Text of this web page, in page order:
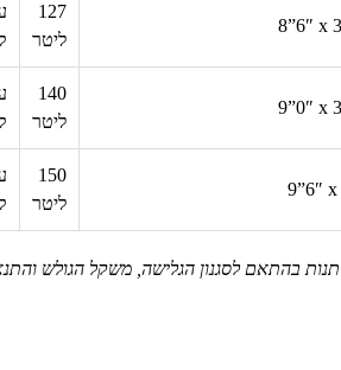
8”6″ x
127
ליטר
9”0″ x
140
ליטר
9”6″
150
ליטר
בהתאם לסגנון הגלישה, משקל הגולש